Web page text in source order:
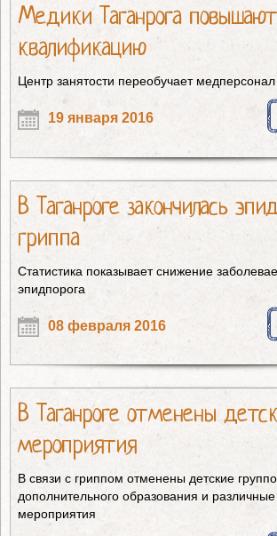
Медики Таганрога повышают
квалификацию
Центр занятости переобучает медперсонал
19 января 2016
В Таганроге закончилась
гриппа
Статистика показывает снижение
эпидпорога
08 февраля 2016
В Таганроге отменены
мероприятия
В связи с гриппом отменены детские
дополнительного образования и
мероприятия